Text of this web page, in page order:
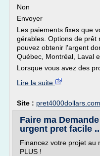
Non
Envoyer
Les paiements fixes que
gérables. Options de prêt
pouvez obtenir l'argent
Québec, Montréal, Laval
Lorsque vous avez des
Lire la suite
Site : pret4000dollars.com
Faire ma
urgent pret facile
Financez votre projet au
PLUS !